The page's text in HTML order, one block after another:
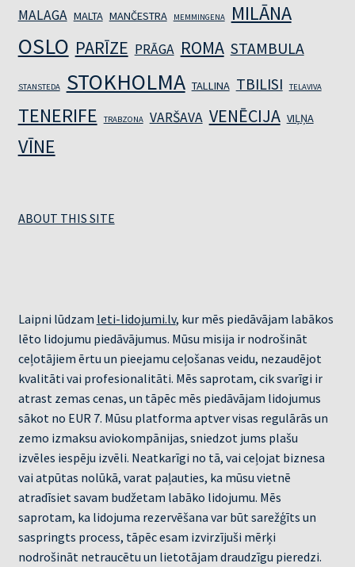
MALAGA MALTA MANČESTRA MEMMINGENA MILĀNA
OSLO PARĪZE PRĀGA ROMA STAMBULA
STANSTEDA STOKHOLMA TALLINA TBILISI TELAVIVA
TENERIFE TRABZONA VARŠAVA VENĒCIJA VIĻŅA
VĪNE
ABOUT THIS SITE
Laipni lūdzam leti-lidojumi.lv, kur mēs piedāvājam labākos
lēto lidojumu piedāvājumus. Mūsu misija ir nodrošināt
ceļotājiem ērtu un pieejamu ceļošanas veidu, nezaudējot
kvalitāti vai profesionalitāti. Mēs saprotam, cik svarīgi ir
atrast zemas cenas, un tāpēc mēs piedāvājam lidojumus
sākot no EUR 7. Mūsu platforma aptver visas regulārās un
zemo izmaksu aviokompānijas, sniedzot jums plašu
izvēles iespēju izvēli. Neatkarīgi no tā, vai ceļojat biznesa
vai atpūtas nolūkā, varat paļauties, ka mūsu vietnē
atradīsiet savam budžetam labāko lidojumu. Mēs
saprotam, ka lidojuma rezervēšana var būt sarežģīts un
saspringts process, tāpēc esam izvirzījuši mērķi
nodrošināt netraucētu un lietotājam draudzīgu pieredzi.